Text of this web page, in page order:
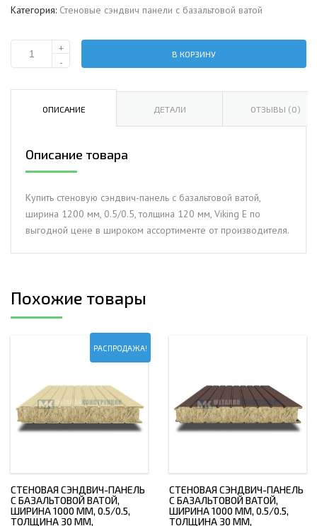
Категория: Стеновые сэндвич панели с базальтовой ватой
Количество
сэндвич-
ватой,
ширина
0.5/0.5,
толщина
120
E
+
-
В КОРЗИНУ
ОПИСАНИЕ ДЕТАЛИ ОТЗЫВЫ (0)
Описание товара
Купить стеновую сэндвич-панель с базальтовой ватой,
ширина 1200 мм, 0.5/0.5, толщина 120 мм, Viking E по
выгодной цене в широком ассортименте от производителя.
Похожие товары
РАСПРОДАЖА!
СТЕНОВАЯ СЭНДВИЧ-ПАНЕЛЬ
С БАЗАЛЬТОВОЙ ВАТОЙ,
ШИРИНА 1000 ММ, 0.5/0.5,
ТОЛЩИНА 30 ММ,
СТЕНОВАЯ СЭНДВИЧ-ПАНЕЛЬ
С БАЗАЛЬТОВОЙ ВАТОЙ,
ШИРИНА 1000 ММ, 0.5/0.5,
ТОЛЩИНА 30 ММ,